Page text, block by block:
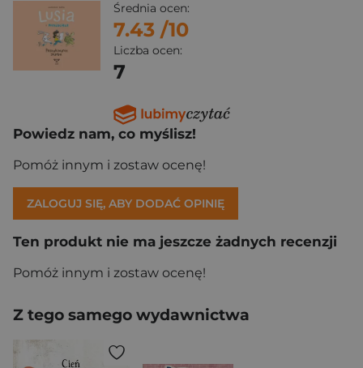
Średnia ocen:
7.43 /10
Liczba ocen:
7
Powiedz nam, co myślisz!
Pomóż innym i zostaw ocenę!
ZALOGUJ SIĘ, ABY DODAĆ OPINIĘ
Ten produkt nie ma jeszcze żadnych recenzji
Pomóż innym i zostaw ocenę!
Z tego samego wydawnictwa